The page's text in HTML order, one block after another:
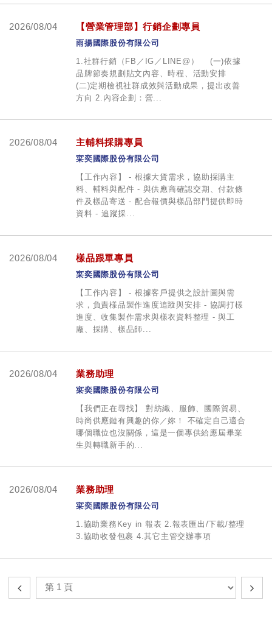
2026/08/04 【營業管理部】行銷企劃專員
雨揚國際股份有限公司
1.社群行銷（FB／IG／LINE@） (一)依據
品牌節奏規劃貼文內容、時程、活動安排
(二)定期檢視社群成效與活動成果，提出改善
方向 2.內容企劃：營...
2026/08/04 主輔料採購專員
寀奕國際股份有限公司
【工作內容】 - 根據大貨需求，協助採購主
料、輔料與配件 - 與供應商確認交期、付款條
件及樣品寄送 - 配合報價與樣品部門提供即時
資料 - 追蹤採...
2026/08/04 樣品跟單專員
寀奕國際股份有限公司
【工作內容】 - 根據客戶提供之設計圖與需
求，負責樣品製作進度追蹤與安排 - 協調打樣
進度、收集製作需求與樣衣資料整理 - 與工
廠、採購、樣品師...
2026/08/04 業務助理
寀奕國際股份有限公司
【我們正在尋找】 對紡織、服飾、國際貿易、
時尚供應鏈有興趣的你／妳！ 不確定自己適合
哪個職位也沒關係，這是一個專供給應屆畢業
生與轉職新手的...
2026/08/04 業務助理
寀奕國際股份有限公司
1.協助業務Key in 報表 2.報表匯出/下載/整理
3.協助收發包裹 4.其它主管交辦事項